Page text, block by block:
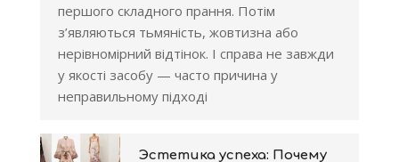
першого складного прання. Потім
з’являються тьмяність, жовтизна або
нерівномірний відтінок. І справа не завжди
у якості засобу — часто причина у
неправильному підході
Эстетика успеха: Почему